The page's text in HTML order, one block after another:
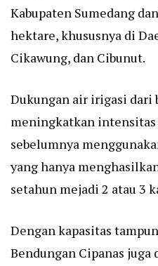
Kabupaten Sumedang
hektare, khususnya di
Cikawung, dan Cibunut.
Dukungan air irigasi dari
meningkatkan
sebelumnya
yang hanya
setahun mejadi 2 atau 3
Dengan kapasitas
Bendungan Cipanas